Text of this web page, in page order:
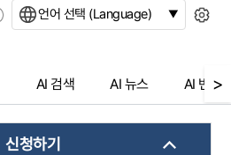
AI 검색 AI 뉴스 AI 번역
>
신청하기
언어 선택 (Language)